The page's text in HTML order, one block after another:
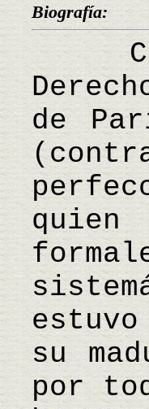
Biografía:
de
quien
su
por